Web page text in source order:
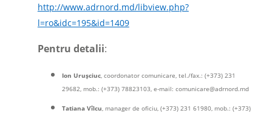
http://www.adrnord.md/libview.php?
l=ro&idc=195&id=1409
Pentru detalii:
Ion Urușciuc, coordonator comunicare, tel./fax.: (+373) 231
29682, mob.: (+373) 78823103, e-mail:comunicare@adrnord.md
Tatiana Vîlcu, manager de oficiu, (+373) 231 61980, mob.: (+373)